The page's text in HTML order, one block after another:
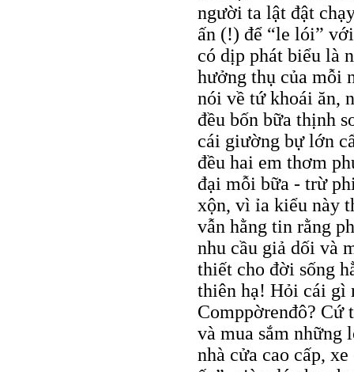
người ta lật đật
ấn (!) để “le lói”
có dịp phát biểu là
hưởng thụ của mỗi
nói về tứ khoái ăn,
đều bốn bữa thịnh
cái giường bự lớn
đều hai em thơm
đại mỗi bữa - trừ
xộn, vì ỉa kiểu này
vẫn hằng tin rằng
nhu cầu giả dối và
thiết cho đời sống
thiên hạ! Hỏi cái gì
Comppờrenđô? Cứ
và mua sắm những
nhà cửa cao cấp,